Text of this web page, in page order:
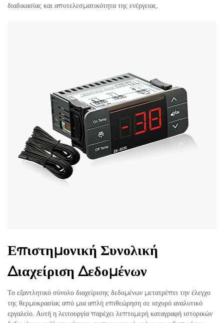
διαδικασίας και αποτελεσματικότητα της ενέργειας.
Επιστημονική Συνολική
Διαχείριση Δεδομένων
Το εξαντλητικό σύνολο διαχείρισης δεδομένων μετατρέπει την έλεγχο
της θερμοκρασίας από μια απλή επιθεώρηση σε ισχυρό αναλυτικό
εργαλείο. Αυτή η λειτουργία παρέχει λεπτομερή καταγραφή ιστορικών